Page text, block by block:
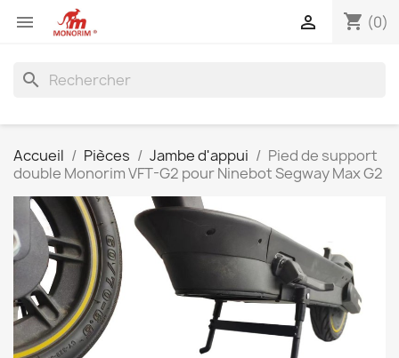
 shopping_cart (0)

search
Accueil Pièces Jambe d'appui
Pied de support
double Monorim VFT-G2 pour Ninebot Segway Max G2